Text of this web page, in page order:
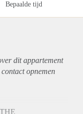
Bepaalde tijd
ditappartement
opnemen